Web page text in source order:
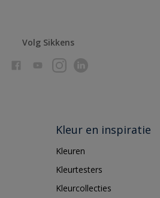
Volg Sikkens
Kleur en inspiratie
Kleuren
Kleurtesters
Kleurcollecties